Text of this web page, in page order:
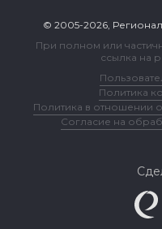
© 2005-2026,
При полном или
ссылка на
Политика
Политика в отношении
Согласие на